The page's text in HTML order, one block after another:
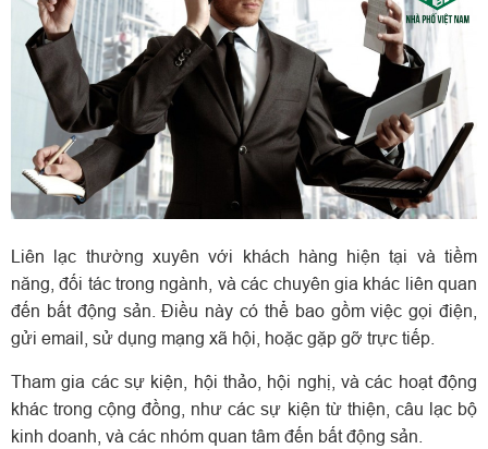
Liên lạc thường xuyên với khách hàng hiện tại và tiềm
năng, đối tác trong ngành, và các chuyên gia khác liên quan
đến bất động sản. Điều này có thể bao gồm việc gọi điện,
gửi email, sử dụng mạng xã hội, hoặc gặp gỡ trực tiếp.
Tham gia các sự kiện, hội thảo, hội nghị, và các hoạt động
khác trong cộng đồng, như các sự kiện từ thiện, câu lạc bộ
kinh doanh, và các nhóm quan tâm đến bất động sản.